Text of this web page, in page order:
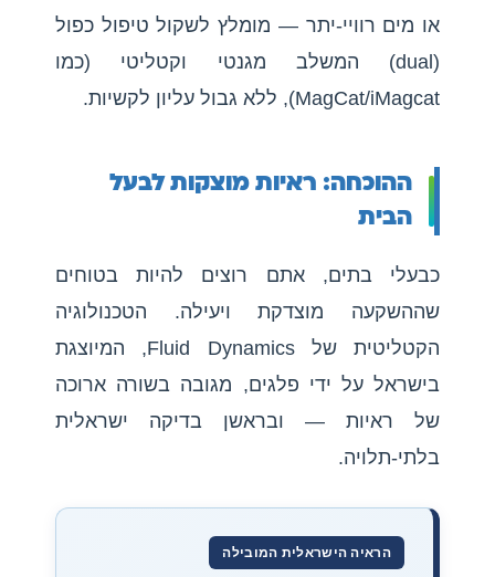
או מים רוויי-יתר — מומלץ לשקול טיפול כפול
(dual) המשלב מגנטי וקטליטי (כמו
MagCat/iMagcat), ללא גבול עליון לקשיות.
ההוכחה: ראיות מוצקות לבעל
הבית
כבעלי בתים, אתם רוצים להיות בטוחים
שההשקעה מוצדקת ויעילה. הטכנולוגיה
הקטליטית של Fluid Dynamics, המיוצגת
בישראל על ידי פלגים, מגובה בשורה ארוכה
של ראיות — ובראשן בדיקה ישראלית
בלתי-תלויה.
הראיה הישראלית המובילה